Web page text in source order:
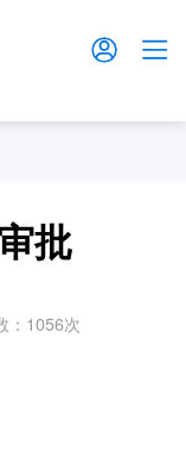
批
1056次